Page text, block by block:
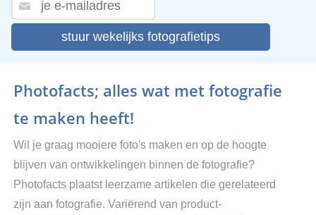
stuur wekelijks fotografietips
Photofacts; alles wat met fotografie
te maken heeft!
Wil je graag mooiere foto's maken en op de hoogte
blijven van ontwikkelingen binnen de fotografie?
Photofacts plaatst leerzame artikelen die gerelateerd
zijn aan fotografie. Variërend van product-